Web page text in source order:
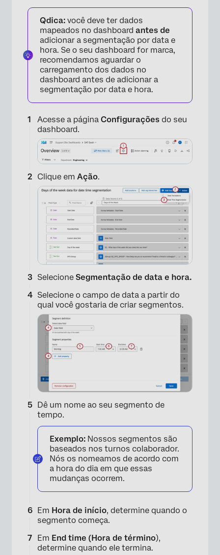
Qdica: você deve ter dados
mapeados no dashboard antes de
adicionar a segmentação por data e
hora. Se o seu dashboard for marca,
recomendamos aguardar o
carregamento dos dados no
dashboard antes de adicionar a
segmentação por data e hora.
Acesse a página Configurações do seu
dashboard.
Clique em Ação.
Selecione Segmentação de data e hora.
Selecione o campo de data a partir do
qual você gostaria de criar segmentos.
Dê um nome ao seu segmento de
tempo.
Exemplo: Nossos segmentos são
baseados nos turnos colaborador.
Nós os nomeamos de acordo com
a hora do dia em que essas
mudanças ocorrem.
Em Hora de início, determine quando o
segmento começa.
Em End time (Hora de término),
determine quando ele termina.